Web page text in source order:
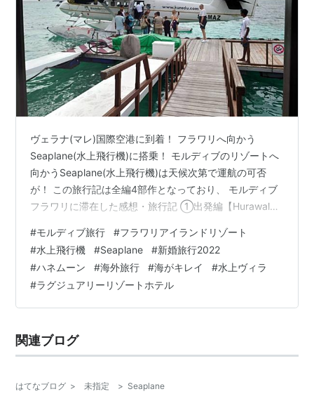
ヴェラナ(マレ)国際空港に到着！ フラワリへ向かう
Seaplane(水上飛行機)に搭乗！ モルディブのリゾートへ
向かうSeaplane(水上飛行機)は天候次第で運航の可否
が！ この旅行記は全編4部作となっており、 モルディブ
フラワリに滞在した感想・旅行記 ①出発編【Hurawalhi
②到着編【Hurawalhi Maldives】 モルディブ フラワリ
に滞在した感想・旅行記 ③リゾート編【Hurawalhi
Maldives】 モルディブ フラワリに滞在した感想・旅行記
④帰国編【Hurawalhi Maldives】 の順に…
#モルディブ旅行 #フラワリアイランドリゾート
#水上飛行機 #Seaplane #新婚旅行2022
#ハネムーン #海外旅行 #海がキレイ #水上ヴィラ
#ラグジュアリーリゾートホテル
関連ブログ
はてなブログ > 未指定 > Seaplane